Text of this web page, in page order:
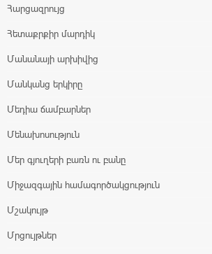
Հարցազրույց
Հետաքրքիր մարդիկ
Մանանայի արխիվից
Մանկանց երկիրը
Մեդիա ճամբարներ
Մենախոսություն
Մեր գյուղերի բառն ու բանը
Միջազգային համագործակցություն
Մշակույթ
Մրցույթներ